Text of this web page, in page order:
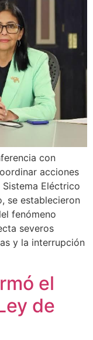
con
acciones
Eléctrico
se establecieron
fenómeno
severos
y la interrupción
el
de